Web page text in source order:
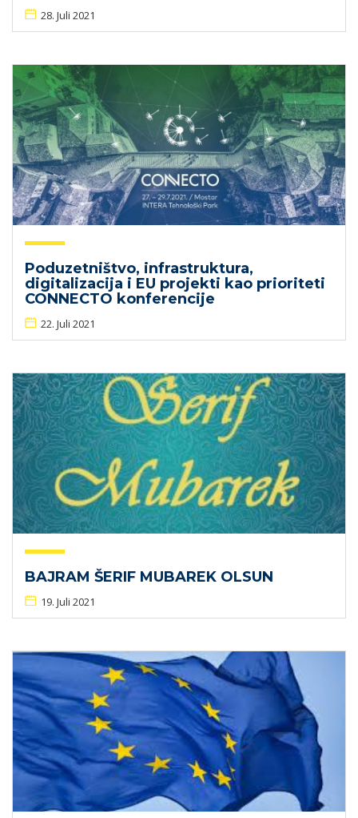
28. Juli 2021
Poduzetništvo, infrastruktura,
digitalizacija i EU projekti kao prioriteti
CONNECTO konferencije
22. Juli 2021
BAJRAM ŠERIF MUBAREK OLSUN
19. Juli 2021